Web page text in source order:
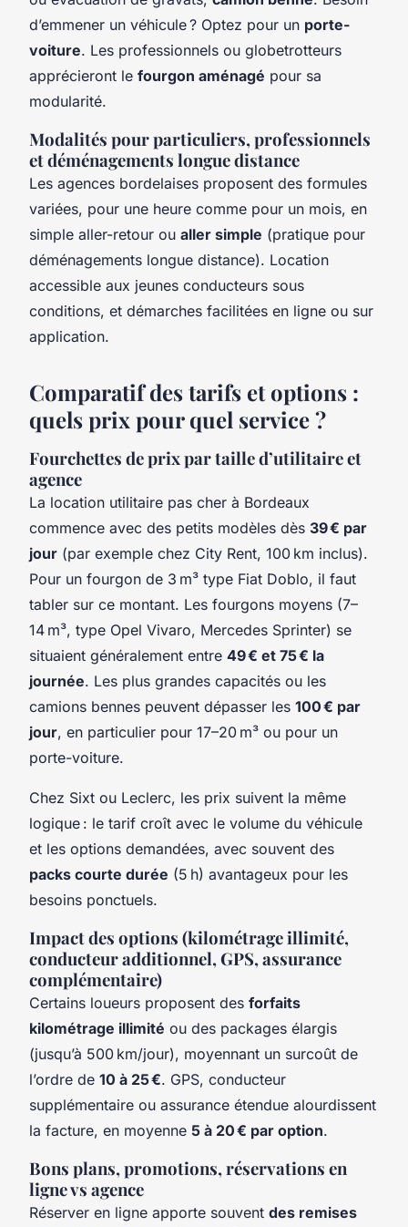
d’emmener un véhicule ? Optez pour un porte-
voiture. Les professionnels ou globetrotteurs
apprécieront le fourgon aménagé pour sa
modularité.
Modalités pour particuliers, professionnels
et déménagements longue distance
Les agences bordelaises proposent des formules
variées, pour une heure comme pour un mois, en
simple aller-retour ou aller simple (pratique pour
déménagements longue distance). Location
accessible aux jeunes conducteurs sous
conditions, et démarches facilitées en ligne ou sur
application.
Comparatif des tarifs et options :
quels prix pour quel service ?
Fourchettes de prix par taille d’utilitaire et
agence
La location utilitaire pas cher à Bordeaux
commence avec des petits modèles dès 39 € par
jour (par exemple chez City Rent, 100 km inclus).
Pour un fourgon de 3 m³ type Fiat Doblo, il faut
tabler sur ce montant. Les fourgons moyens (7–
14 m³, type Opel Vivaro, Mercedes Sprinter) se
situaient généralement entre 49 € et 75 € la
journée. Les plus grandes capacités ou les
camions bennes peuvent dépasser les 100 € par
jour, en particulier pour 17–20 m³ ou pour un
porte-voiture.
Chez Sixt ou Leclerc, les prix suivent la même
logique : le tarif croît avec le volume du véhicule
et les options demandées, avec souvent des
packs courte durée (5 h) avantageux pour les
besoins ponctuels.
Impact des options (kilométrage illimité,
conducteur additionnel, GPS, assurance
complémentaire)
Certains loueurs proposent des forfaits
kilométrage illimité ou des packages élargis
(jusqu’à 500 km/jour), moyennant un surcoût de
l’ordre de 10 à 25 €. GPS, conducteur
supplémentaire ou assurance étendue alourdissent
la facture, en moyenne 5 à 20 € par option.
Bons plans, promotions, réservations en
ligne vs agence
Réserver en ligne apporte souvent des remises